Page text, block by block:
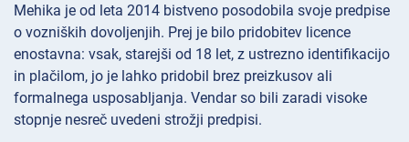
Mehika je od leta 2014 bistveno posodobila svoje predpise
o vozniških dovoljenjih. Prej je bilo pridobitev licence
enostavna: vsak, starejši od 18 let, z ustrezno identifikacijo
in plačilom, jo je lahko pridobil brez preizkusov ali
formalnega usposabljanja. Vendar so bili zaradi visoke
stopnje nesreč uvedeni strožji predpisi.